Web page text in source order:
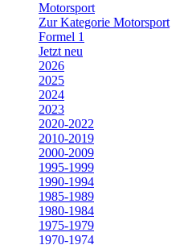
Motorsport
Zur Kategorie Motorsport
Formel 1
Jetzt neu
2026
2025
2024
2023
2020-2022
2010-2019
2000-2009
1995-1999
1990-1994
1985-1989
1980-1984
1975-1979
1970-1974